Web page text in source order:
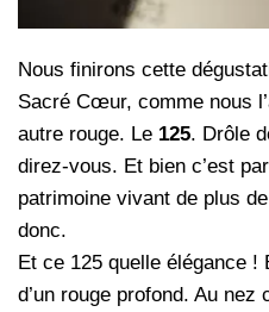
Nous finirons cette
Sacré Cœur, comme nous
autre rouge. Le 125. Drôle
direz-vous. Et bien c’est
patrimoine vivant de plus
donc.
Et ce 125 quelle élégance
d’un rouge profond. Au nez